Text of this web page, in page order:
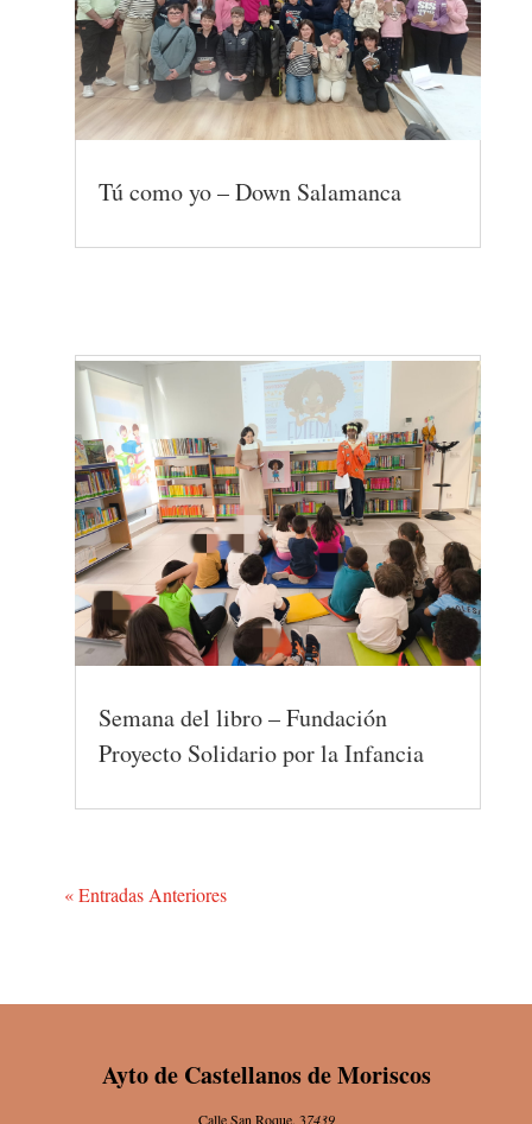
Tú como yo – Down Salamanca
Semana del libro – Fundación
Proyecto Solidario por la Infancia
« Entradas Anteriores
Ayto de Castellanos de Moriscos
Calle San Roque. 37439